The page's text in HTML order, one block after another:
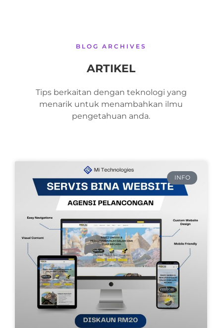
BLOG ARCHIVES
ARTIKEL
Tips berkaitan dengan teknologi yang
menarik untuk menambahkan ilmu
pengetahuan anda.
INFO